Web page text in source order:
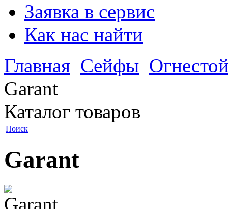
Заявка в сервис
Как нас найти
Главная Сейфы
Garant
Каталог товаров
Поиск
Garant